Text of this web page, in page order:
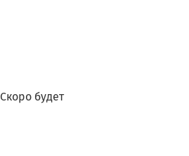
Скоро будет